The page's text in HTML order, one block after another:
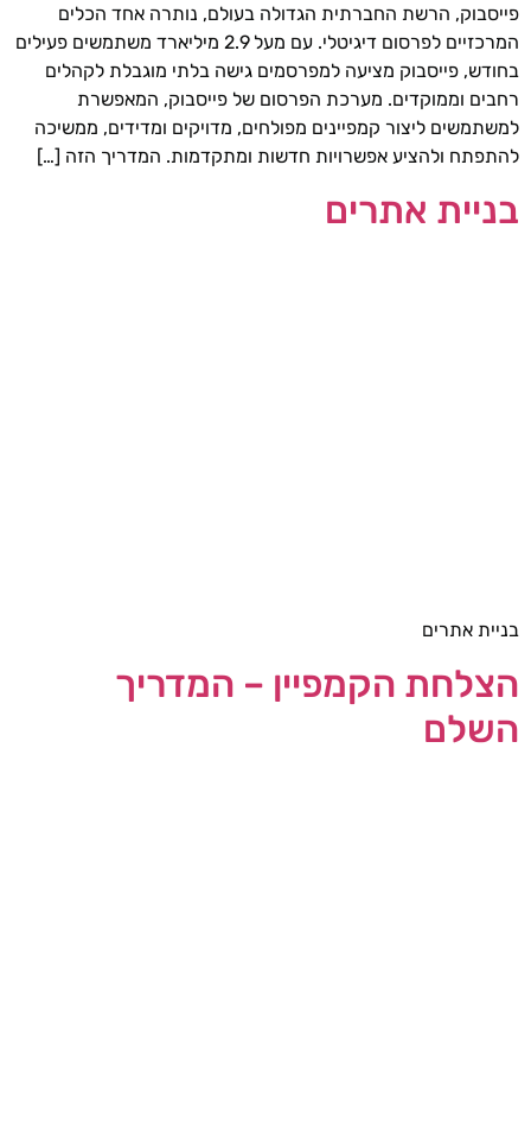
פייסבוק, הרשת החברתית הגדולה בעולם, נותרה אחד הכלים
המרכזיים לפרסום דיגיטלי. עם מעל 2.9 מיליארד משתמשים פעילים
בחודש, פייסבוק מציעה למפרסמים גישה בלתי מוגבלת לקהלים
רחבים וממוקדים. מערכת הפרסום של פייסבוק, המאפשרת
למשתמשים ליצור קמפיינים מפולחים, מדויקים ומדידים, ממשיכה
להתפתח ולהציע אפשרויות חדשות ומתקדמות. המדריך הזה […]
בניית אתרים
בניית אתרים
הצלחת הקמפיין – המדריך
השלם